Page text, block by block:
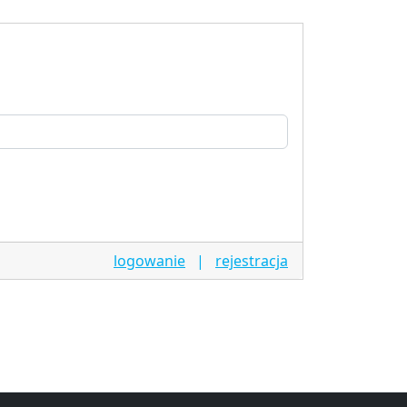
logowanie | rejestracja